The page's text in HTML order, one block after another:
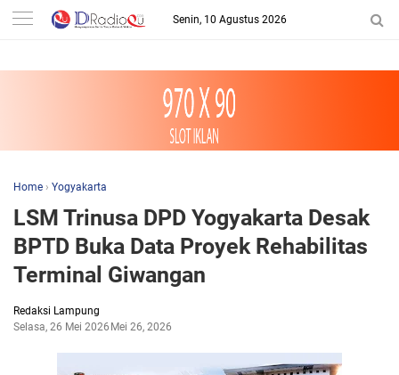
-->
Senin, 10 Agustus 2026
Home › Yogyakarta
LSM Trinusa DPD Yogyakarta Desak
BPTD Buka Data Proyek Rehabilitas
Terminal Giwangan
Redaksi Lampung
Selasa, 26 Mei 2026 Mei 26, 2026